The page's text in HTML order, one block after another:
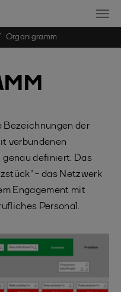
Organigramm
Bezeichnungen der
verbundenen
definiert. Das
- das Netzwerk
Engagement mit
Personal.